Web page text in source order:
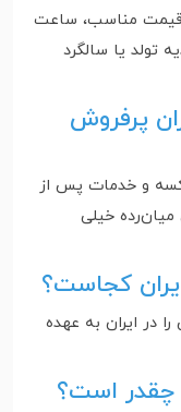
قیمت مناسب، ساعت
تولد یا سالگرد
پرفروش
و خدمات پس از
خیلی
کجاست؟
در ایران به عهده
است؟